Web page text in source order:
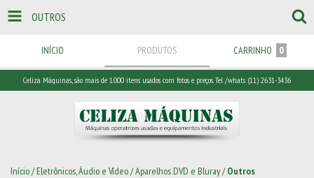
OUTROS
INÍCIO PRODUTOS CARRINHO 0
Celiza Máquinas, são mais de 1.000 itens usados com fotos e preços. Tel /whats (11) 2631-3436
Início/ Eletrônicos, Áudio e Vídeo/Aparelhos DVD e Bluray/ Outros